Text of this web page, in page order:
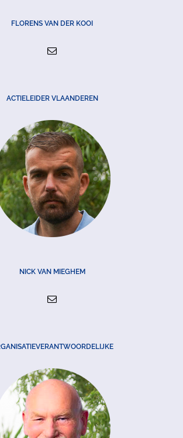
FLORENS VAN DER KOOI
ACTIELEIDER VLAANDEREN
NICK VAN MIEGHEM